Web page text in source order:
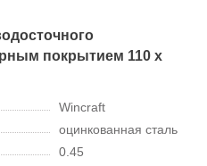
покрытием 110 х
Wincraft
оцинкованная сталь
0.45